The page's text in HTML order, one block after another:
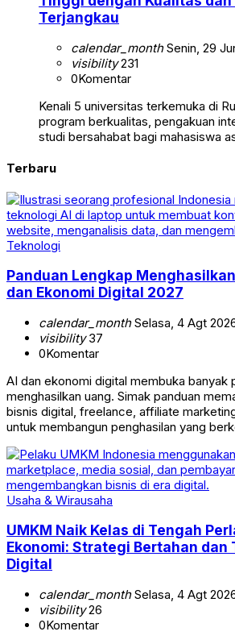
Terjangkau
calendar_monthSenin, 29
visibility231
0Komentar
Kenali 5 universitas terkemuka di
program berkualitas, pengakuan
studi bersahabat bagi mahasiswa
Terbaru
Teknologi
Panduan Lengkap
dan Ekonomi Digital 2027
calendar_monthSelasa, 4 Agt
visibility37
0Komentar
AI dan ekonomi digital membuka banyak
menghasilkan uang. Simak panduan
bisnis digital, freelance, affiliate
untuk membangun penghasilan yang
Usaha & Wirausaha
UMKM Naik Kelas di Tengah
Ekonomi: Strategi Bertahan dan
Digital
calendar_monthSelasa, 4 Agt
visibility26
0Komentar